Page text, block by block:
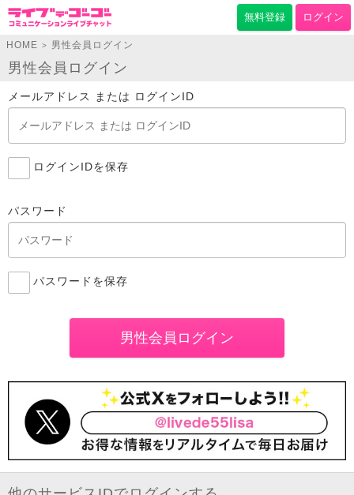
無料登録 ログイン
HOME > 男性会員ログイン
男性会員ログイン
メールアドレス または ログインID
ログインIDを保存
パスワード
パスワードを保存